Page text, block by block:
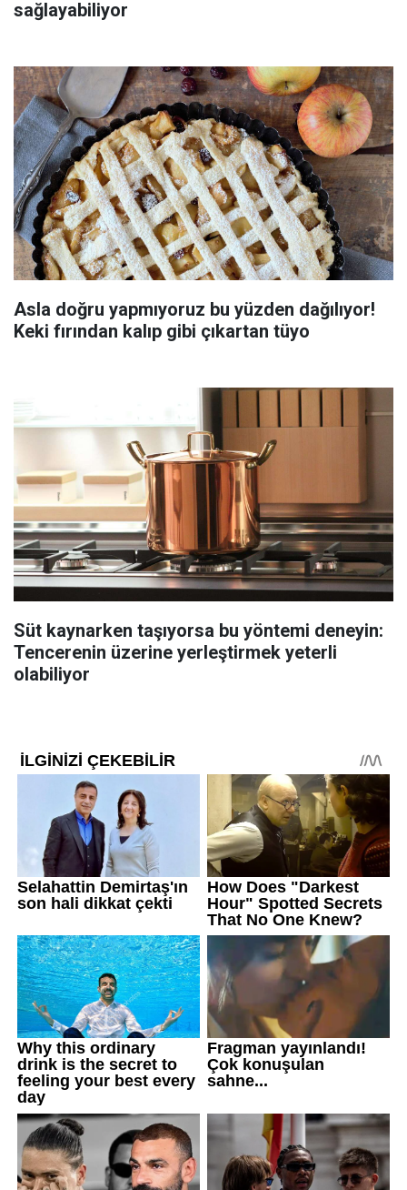
sağlayabiliyor
Asla doğru yapmıyoruz bu yüzden dağılıyor!
Keki fırından kalıp gibi çıkartan tüyo
Süt kaynarken taşıyorsa bu yöntemi deneyin:
Tencerenin üzerine yerleştirmek yeterli
olabiliyor